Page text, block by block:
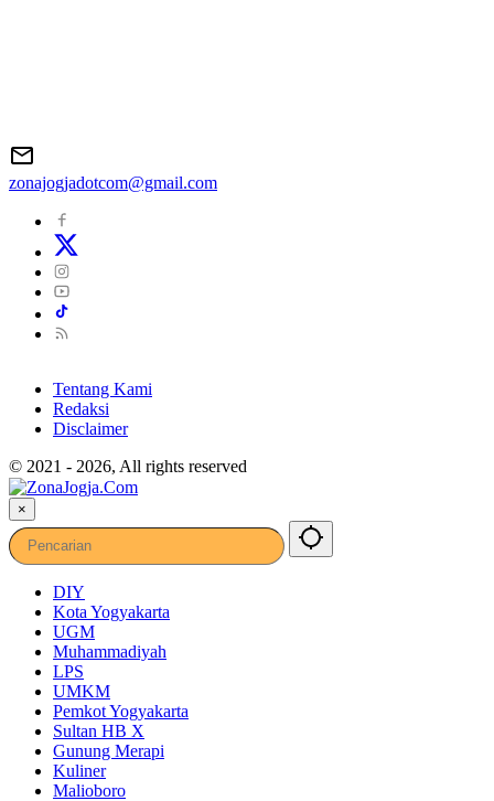
zonajogjadotcom@gmail.com
Tentang Kami
Redaksi
Disclaimer
© 2021 - 2026, All rights reserved
×
DIY
Kota Yogyakarta
UGM
Muhammadiyah
LPS
UMKM
Pemkot Yogyakarta
Sultan HB X
Gunung Merapi
Kuliner
Malioboro